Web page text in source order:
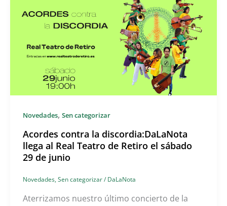
Novedades, Sen categorizar
Acordes contra la discordia:DaLaNota
llega al Real Teatro de Retiro el sábado
29 de junio
Novedades, Sen categorizar/ DaLaNota
Aterrizamos nuestro último concierto de la